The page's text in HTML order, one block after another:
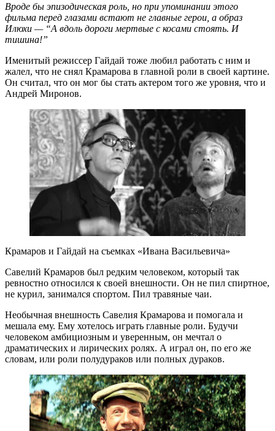
Вроде бы эпизодическая роль, но при упоминании этого
фильма перед глазами встают не главные герои, а образ
Илюхи — “А вдоль дороги мертвые с косами стоять. И
тишина!”
Именитый режиссер Гайдай тоже любил работать с ним и
жалел, что не снял Крамарова в главной роли в своей картине.
Он считал, что он мог бы стать актером того же уровня, что и
Андрей Миронов.
Крамаров и Гайдай на съемках «Ивана Васильевича»
Савелий Крамаров был редким человеком, который так
ревностно относился к своей внешности. Он не пил спиртное,
не курил, занимался спортом. Пил травяные чаи.
Необычная внешность Савелия Крамарова и помогала и
мешала ему. Ему хотелось играть главные роли. Будучи
человеком амбициозным и уверенным, он мечтал о
драматических и лирических ролях. А играл он, по его же
словам, или роли полудураков или полных дураков.